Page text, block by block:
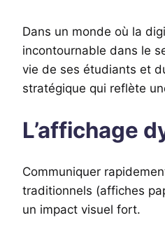
Dans un monde où la
incontournable dans le
vie de ses étudiants et
stratégique qui reflète
L’affichage
Communiquer
traditionnels (affiches
un impact visuel fort.